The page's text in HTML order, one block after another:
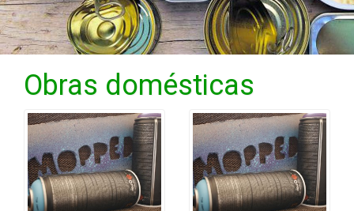
Obras domésticas